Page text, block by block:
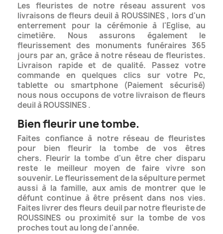
Les fleuristes de notre réseau assurent vos
livraisons de fleurs deuil à ROUSSINES , lors d'un
enterrement pour la cérémonie à l'Eglise, au
cimetière. Nous assurons également le
fleurissement des monuments funéraires 365
jours par an, grâce à notre réseau de fleuristes.
Livraison rapide et de qualité. Passez votre
commande en quelques clics sur votre Pc,
tablette ou smartphone (Paiement sécurisé)
nous nous occupons de votre livraison de fleurs
deuil à ROUSSINES .
Bien fleurir une tombe.
Faites confiance à notre réseau de fleuristes
pour bien fleurir la tombe de vos êtres
chers. Fleurir la tombe d'un être cher disparu
reste le meilleur moyen de faire vivre son
souvenir. Le fleurissement de la sépulture permet
aussi à la famille, aux amis de montrer que le
défunt continue à être présent dans nos vies.
Faites livrer des fleurs deuil par notre fleuriste de
ROUSSINES ou proximité sur la tombe de vos
proches tout au long de l'année.